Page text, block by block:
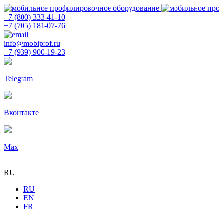
+7 (800) 333-41-10
+7 (705) 181-07-76
info@mobiprof.ru
+7 (939) 900-19-23
Telegram
Вконтакте
Max
RU
RU
EN
FR